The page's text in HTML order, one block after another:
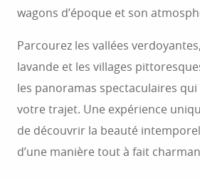
wagons d’époque et son
Parcourez les vallées
lavande et les villages
les panoramas spectaculaires
votre trajet. Une expérience
de découvrir la beauté
d’une manière tout à fait